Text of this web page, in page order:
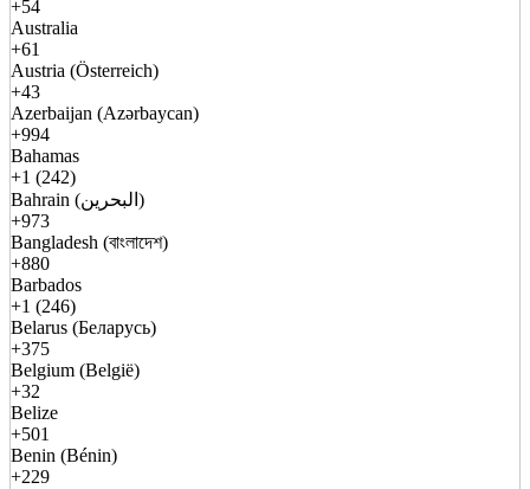
+54
Australia
+61
Austria (Österreich)
+43
Azerbaijan (Azərbaycan)
+994
Bahamas
+1 (242)
Bahrain (البحرين)
+973
Bangladesh (বাংলাদেশ)
+880
Barbados
+1 (246)
Belarus (Беларусь)
+375
Belgium (België)
+32
Belize
+501
Benin (Bénin)
+229